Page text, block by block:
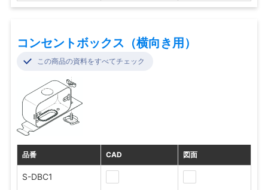
コンセントボックス（横向き用）
この商品の資料をすべてチェック
品番 CAD 図面
S-DBC1